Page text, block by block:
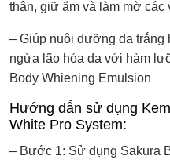
thân, giữ ẩm và làm mờ các
– Giúp nuôi dưỡng da trắng
ngừa lão hóa da với hàm
Body Whiening Emulsion
Hướng dẫn sử dụng
White Pro System:
– Bước 1: Sử dụng Sakura